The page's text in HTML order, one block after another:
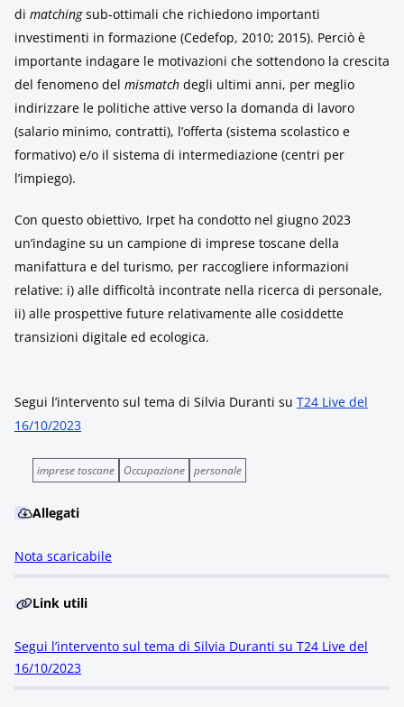
di matchingsub-ottimali che richiedono importanti
investimenti in formazione (Cedefop, 2010; 2015). Perciò è
importante indagare le motivazioni che sottendono la crescita
del fenomeno del mismatch degli ultimi anni, per meglio
indirizzare le politiche attive verso la domanda di lavoro
(salario minimo, contratti), l’offerta (sistema scolastico e
formativo) e/o il sistema di intermediazione (centri per
l’impiego).
Con questo obiettivo, Irpet ha condotto nel giugno 2023
un’indagine su un campione di imprese toscane della
manifattura e del turismo, per raccogliere informazioni
relative: i) alle difficoltà incontrate nella ricerca di personale,
ii) alle prospettive future relativamente alle cosiddette
transizioni digitale ed ecologica.
Segui l’intervento sul tema di Silvia Duranti su T24 Live del
16/10/2023
imprese toscane Occupazione personale
Allegati
Nota scaricabile
Link utili
Segui l’intervento sul tema di Silvia Duranti su T24 Live del
16/10/2023